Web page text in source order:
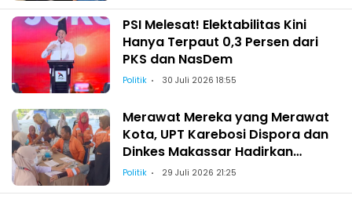
PSI Melesat! Elektabilitas Kini
Hanya Terpaut 0,3 Persen dari
PKS dan NasDem
Politik 30 Juli 2026 18:55
Merawat Mereka yang Merawat
Kota, UPT Karebosi Dispora dan
Dinkes Makassar Hadirkan
Pemeriksaan Kesehatan bagi
Politik 29 Juli 2026 21:25